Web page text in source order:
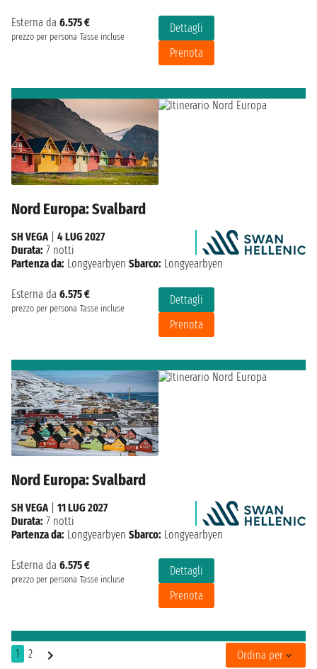
Esterna da 6.575 €
prezzo per persona Tasse incluse
Dettagli
Prenota
Nord Europa: Svalbard
Esterna da 6.575 €
prezzo per persona Tasse incluse
Dettagli
Prenota
SH VEGA
4 LUG 2027
Durata: 7 notti
Partenza da: Longyearbyen Sbarco: Longyearbyen
Nord Europa: Svalbard
Esterna da 6.575 €
prezzo per persona Tasse incluse
Dettagli
Prenota
SH VEGA
11 LUG 2027
Durata: 7 notti
Partenza da: Longyearbyen Sbarco: Longyearbyen
1 2 Ordina per